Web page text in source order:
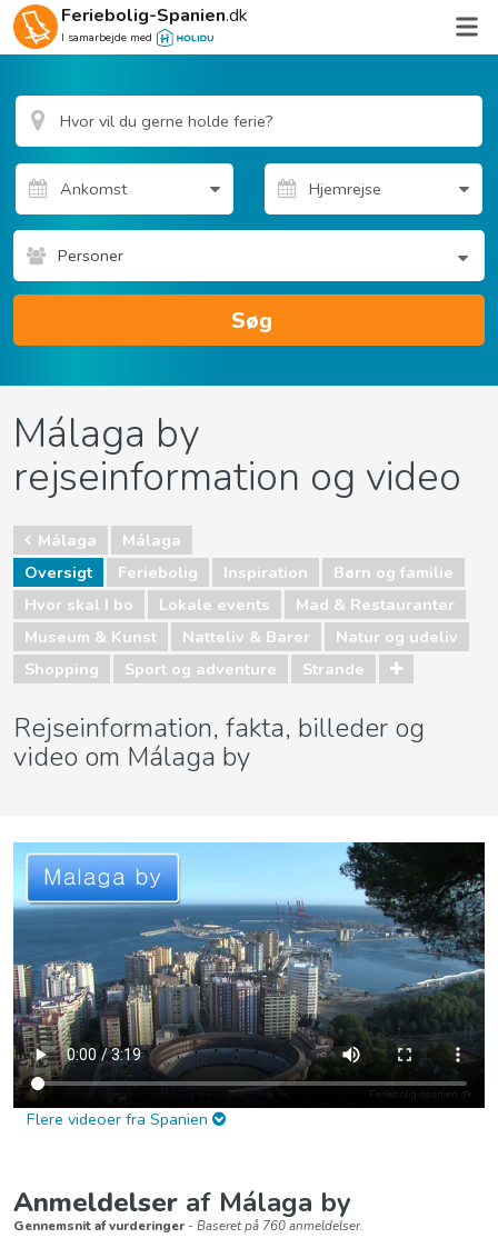
Feriebolig-Spanien.dk
I samarbejde med
Personer
Søg
Málaga by
rejseinformation og video
Málaga
Málaga
Oversigt
Feriebolig Inspiration
Børn og familie
Hvor skal I bo
Lokale events
Mad & Restauranter
Museum & Kunst
Natteliv & Barer
Natur og udeliv
Shopping
Sport og adventure Strande
Rejseinformation, fakta, billeder og
video om Málaga by
Flere videoer fra Spanien
Anmeldelser af Málaga by
Gennemsnit af vurderinger - Baseret på 760 anmeldelser.